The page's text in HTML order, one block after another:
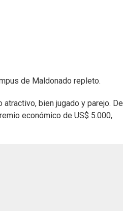
de Maldonado repleto.
bien jugado y parejo. De
económico de US$ 5.000,